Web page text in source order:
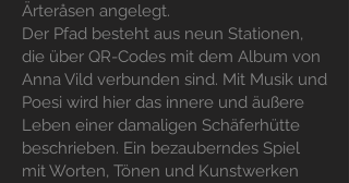
Ärteråsen angelegt.
Der Pfad besteht aus neun Stationen,
die über QR-Codes mit dem Album von
Anna Vild verbunden sind. Mit Musik und
Poesi wird hier das innere und äußere
Leben einer damaligen Schäferhütte
beschrieben. Ein bezauberndes Spiel
mit Worten, Tönen und Kunstwerken